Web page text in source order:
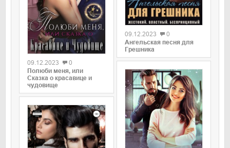
09.12.2023
0
Полюби меня, или
Сказка о красавице и
чудовище
09.12.2023
0
Ангельская песня для
Грешника